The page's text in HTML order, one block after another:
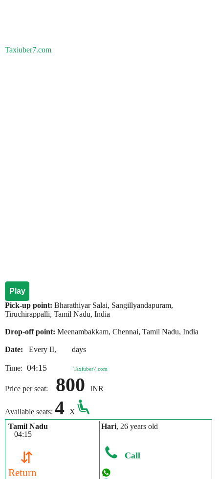
Taxiuber7.com
Play
Pick-up point: Bharathiyar Salai, Sangillyandapuram,
Tiruchirappalli, Tamil Nadu, India
Drop-off point: Meenambakkam, Chennai, Tamil Nadu, India
Date: Every II, days
Time: 04:15 Taxiuber7.com
Price per seat: 800 INR
Available seats: 4
X
Tamil Nadu
04:15
⇵
Return
Hari, 26 years old
Call